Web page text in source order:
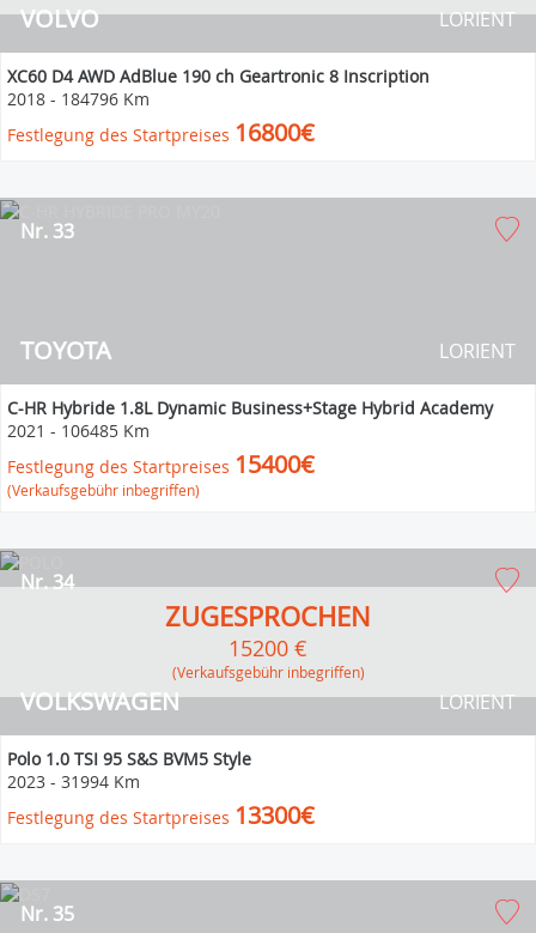
VOLVO LORIENT
XC60 D4 AWD AdBlue 190 ch Geartronic 8 Inscription
2018 - 184796 Km
Festlegung des Startpreises 16800€
TOYOTA
Nr. 33
LORIENT
C-HR Hybride 1.8L Dynamic Business+Stage Hybrid Academy
2021 - 106485 Km
Festlegung des Startpreises 15400€
(Verkaufsgebühr inbegriffen)
VOLKSWAGEN
Nr. 34
LORIENT
ZUGESPROCHEN
15200 €
(Verkaufsgebühr inbegriffen)
Polo 1.0 TSI 95 S&S BVM5 Style
2023 - 31994 Km
Festlegung des Startpreises 13300€
Nr. 35